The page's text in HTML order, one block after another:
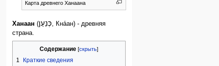
Карта древнего Ханаана
Ханаан (כְּנַעַן , Кна́ан) - древняя
страна.
Содержание
1
Краткие сведения